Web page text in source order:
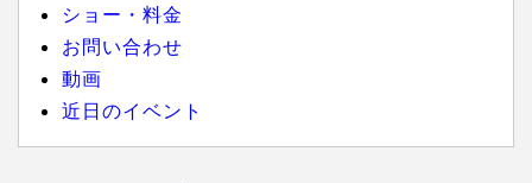
ショー・料金
お問い合わせ
動画
近日のイベント